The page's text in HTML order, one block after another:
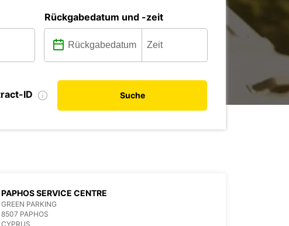
Rückgabedatum und -zeit
ID Suche
PAPHOS SERVICE CENTRE
GREEN PARKING
8507 PAPHOS
CYPRUS